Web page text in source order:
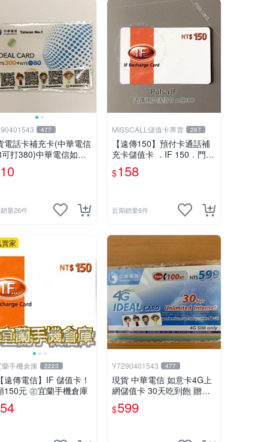
477
電話卡補充卡(中華電信
打380)中華電信如意
中華電信380中華
卡
量26件
MISSCALL儲值卡專賣 267
【遠傳150】預付卡通話補
充卡儲值卡 ．IF 150．門號
延展ifu⚡MissCall儲值卡專
賣
$158
近期銷量6件
賣家
蘭手機倉庫 2223
遠傳電信】IF 儲值卡！
150元 ㊣宜蘭手機倉庫
Y7290401543 477
現貨 中華電信 如意卡4G上
網儲值卡 30天吃到飽 贈送1
00元通話費
$599